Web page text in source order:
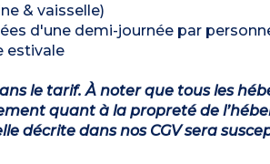
& vaisselle)
d'une demi-journée par
estivale
le tarif. À noter que tous les
quant à la propreté de
décrite dans nos CGV sera